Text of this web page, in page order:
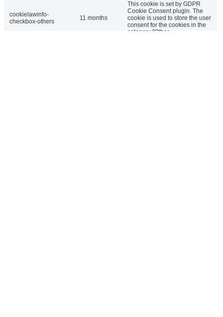
cookielawinfo-
checkbox-others
11 months
This cookie is set by GDPR
Cookie Consent plugin. The
cookie is used to store the user
consent for the cookies in the
category "Other.